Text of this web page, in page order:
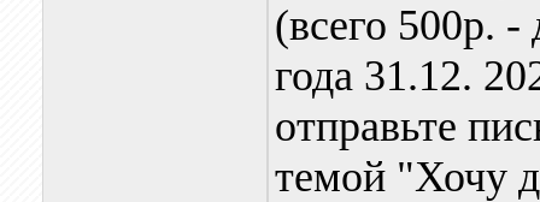
(всего 500р. -
года 31.12.
отправьте
темой "Хочу